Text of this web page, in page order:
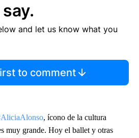
and let us know what you
to comment
, ícono de la cultura
muy grande. Hoy el ballet y otras